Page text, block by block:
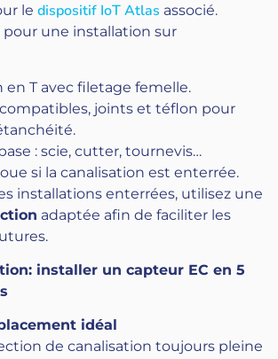
le dispositif IoT Atlas associé.
pour une installation sur
en T avec filetage femelle.
joints et téflon pour
: scie, cutter, tournevis…
si la canalisation est enterrée.
installations enterrées, utilisez une
adaptée afin de faciliter les
installer un capteur EC en 5
idéal
de canalisation toujours pleine